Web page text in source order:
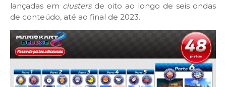
lançadas em clustersde oito ao longo de seis ondas
de conteúdo, até ao final de 2023.